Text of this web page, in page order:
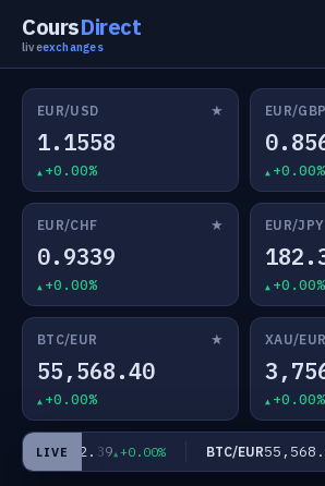
CoursDirect
liveexchanges
EUR/USD ★
1.1558
+0.00%
EUR/GBP
+0.00%
EUR/CHF ★
0.9339
+0.00%
EUR/JPY
+0.00%
BTC/EUR ★
55,568.40
+0.00%
XAU/EUR
+0.00%
LIVE
JPY182.39 +0.00% BTC/EUR